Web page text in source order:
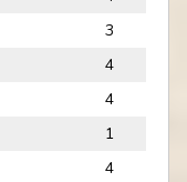
3
4
4
1
4